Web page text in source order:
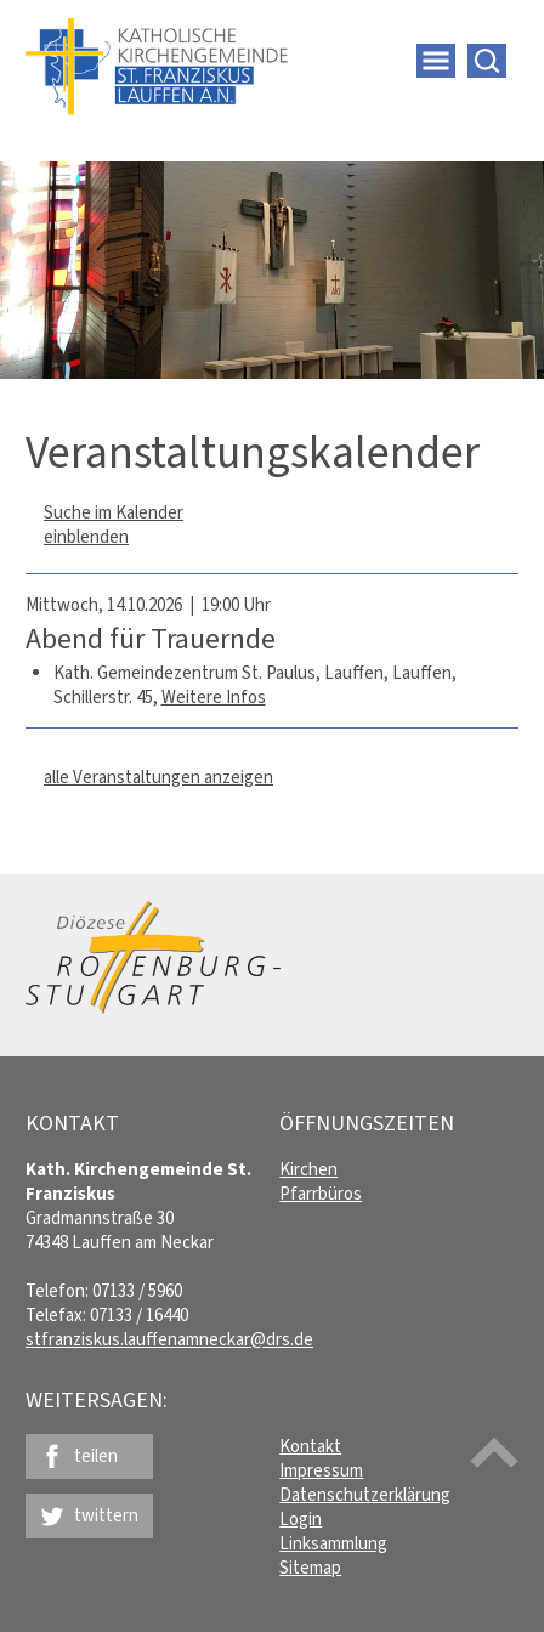
Veranstaltungskalender
Suche im Kalender
einblenden
Mittwoch, 14.10.2026 | 19:00 Uhr
Abend für Trauernde
Kath. Gemeindezentrum St. Paulus, Lauffen, Lauffen,
Schillerstr. 45, Weitere Infos
alle Veranstaltungen anzeigen
KONTAKT
Kath. Kirchengemeinde St.
Franziskus
Gradmannstraße 30
74348 Lauffen am Neckar
Telefon: 07133 / 5960
Telefax: 07133 / 16440
stfranziskus.lauffenamneckar@drs.de
ÖFFNUNGSZEITEN
Kirchen
Pfarrbüros
WEITERSAGEN:
teilen
twittern
Kontakt
Impressum
Datenschutzerklärung
Login
Linksammlung
Sitemap